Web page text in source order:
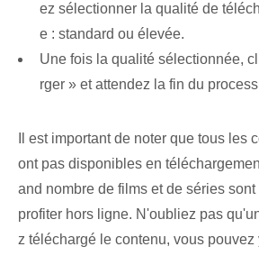
ez sélectionner la qualité de
e : standard ou élevée.
Une fois la qualité sélectionnée,
rger » et attendez la fin du
Il est important de noter que tous les
ont pas disponibles en
and nombre de films et de séries
profiter hors ligne. N'oubliez pas
z téléchargé le contenu, vous